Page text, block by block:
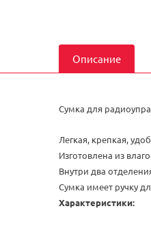
Описание
Сумка для
Легкая, крепкая,
Изготовлена из
Внутри два
Сумка имеет ручку
Характеристики: